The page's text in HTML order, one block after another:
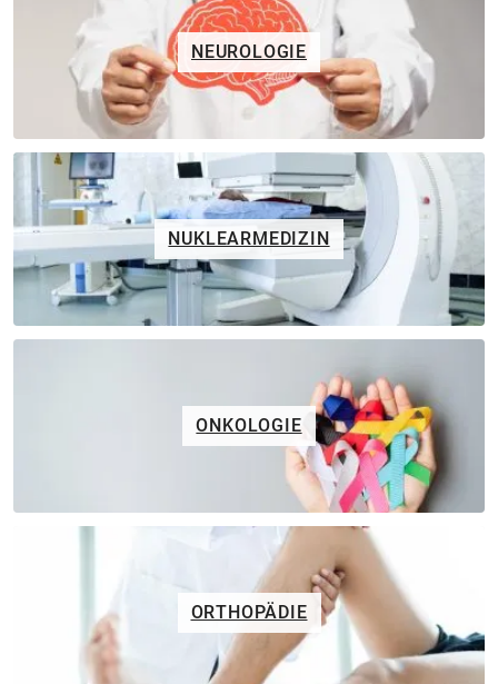
NEUROLOGIE
NUKLEARMEDIZIN
ONKOLOGIE
ORTHOPÄDIE